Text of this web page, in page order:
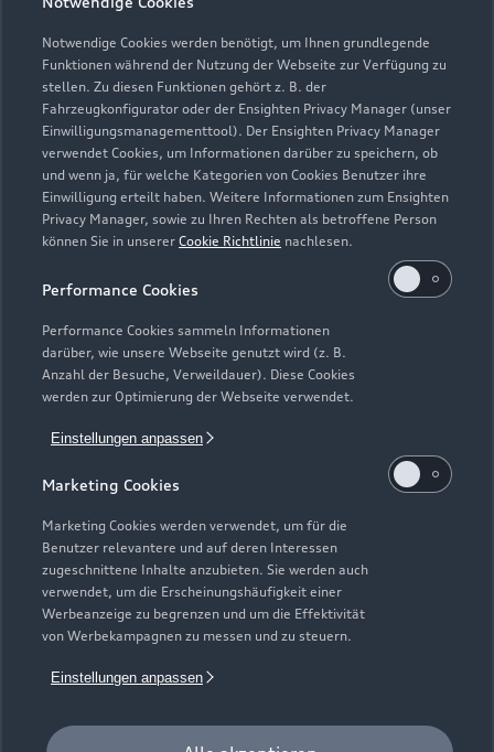
Notwendige Cookies werden benötigt, um Ihnen grundlegende
Funktionen während der Nutzung der Webseite zur Verfügung zu
stellen. Zu diesen Funktionen gehört z. B. der
Fahrzeugkonfigurator oder der Ensighten Privacy Manager (unser
Einwilligungsmanagementtool). Der Ensighten Privacy Manager
verwendet Cookies, um Informationen darüber zu speichern, ob
und wenn ja, für welche Kategorien von Cookies Benutzer ihre
Einwilligung erteilt haben. Weitere Informationen zum Ensighten
Privacy Manager, sowie zu Ihren Rechten als betroffene Person
können Sie in unserer Cookie Richtlinie nachlesen.
Performance Cookies
Performance Cookies sammeln Informationen
darüber, wie unsere Webseite genutzt wird (z. B.
Anzahl der Besuche, Verweildauer). Diese Cookies
werden zur Optimierung der Webseite verwendet.
Einstellungen anpassen
Marketing Cookies
Marketing Cookies werden verwendet, um für die
Benutzer relevantere und auf deren Interessen
zugeschnittene Inhalte anzubieten. Sie werden auch
verwendet, um die Erscheinungshäufigkeit einer
Werbeanzeige zu begrenzen und um die Effektivität
von Werbekampagnen zu messen und zu steuern.
Einstellungen anpassen
Zu den Rädern
Zurück nach oben
Modelle
Elektromodelle
Plug-in-Hybride
Neuwagensuche
Gebrauchtwagensuche
Geschäftskunden
Service & Zubehör
Saisonale Angebote
Audi Services
Garantie
Audi digital services
myAudi
Support
Audi Code
Häufige Fragen (FAQ)
Audi Online Beratung
Online-Terminvereinbarung
Servicekontakt
Über Audi
Unternehmen
Karriere
Investor Relations
Audi erleben
© 2026 AUDI AG. Alle Rechte vorbehalten
Impressum Rechtliches
Cookie-Richtlinie